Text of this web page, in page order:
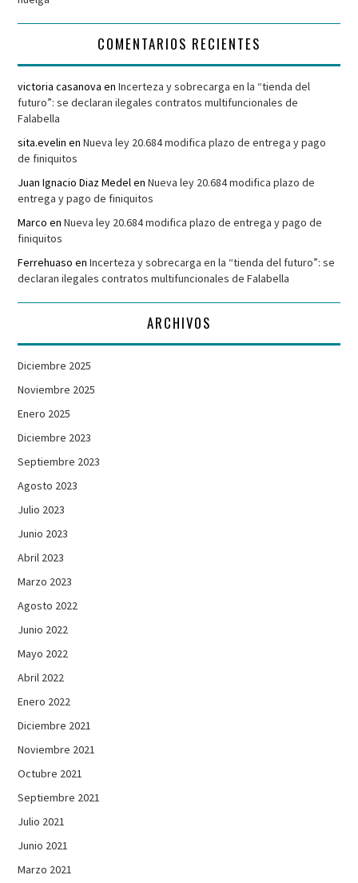
COMENTARIOS RECIENTES
victoria casanova enIncerteza y sobrecarga en la “tienda del
futuro”: se declaran ilegales contratos multifuncionales de
Falabella
sita.evelin enNueva ley 20.684 modifica plazo de entrega y pago
de finiquitos
Juan Ignacio Diaz Medel enNueva ley 20.684 modifica plazo de
entrega y pago de finiquitos
Marco enNueva ley 20.684 modifica plazo de entrega y pago de
finiquitos
Ferrehuaso enIncerteza y sobrecarga en la “tienda del futuro”: se
declaran ilegales contratos multifuncionales de Falabella
ARCHIVOS
Diciembre 2025
Noviembre 2025
Enero 2025
Diciembre 2023
Septiembre 2023
Agosto 2023
Julio 2023
Junio 2023
Abril 2023
Marzo 2023
Agosto 2022
Junio 2022
Mayo 2022
Abril 2022
Enero 2022
Diciembre 2021
Noviembre 2021
Octubre 2021
Septiembre 2021
Julio 2021
Junio 2021
Marzo 2021